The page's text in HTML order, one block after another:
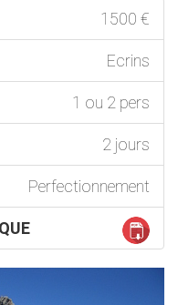
1500 €
Ecrins
1 ou 2 pers
2 jours
Perfectionnement